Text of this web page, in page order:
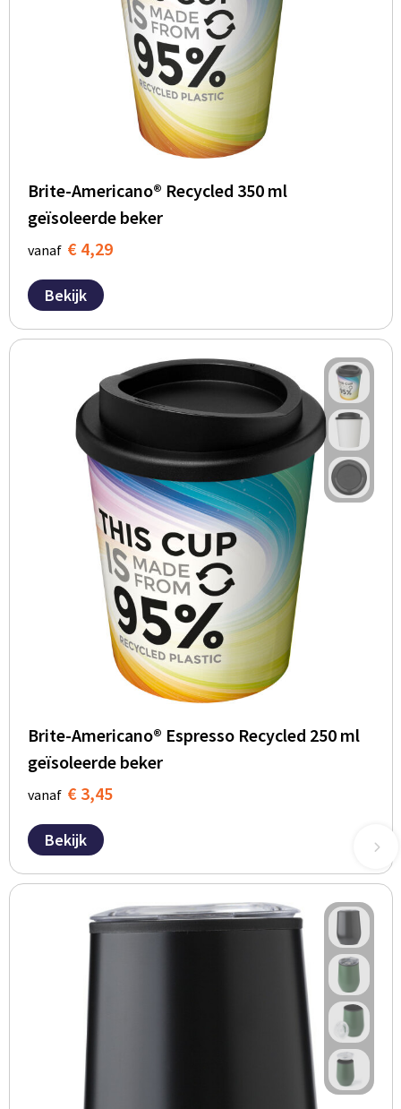
Brite-Americano® Recycled 350 ml
geïsoleerde beker
vanaf € 4,29
Bekijk
Brite-Americano® Espresso Recycled 250 ml
geïsoleerde beker
vanaf € 3,45
Bekijk